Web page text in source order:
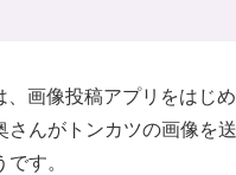
画像投稿アプリをはじ
さんがトンカツの画像を
す。